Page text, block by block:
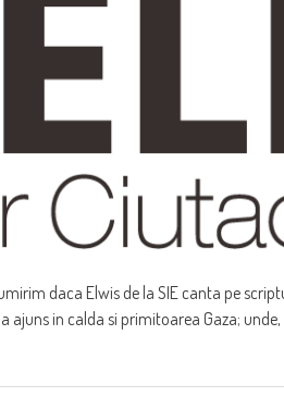
daca Elwis de la SIE canta pe
in calda si primitoarea Gaza; unde,